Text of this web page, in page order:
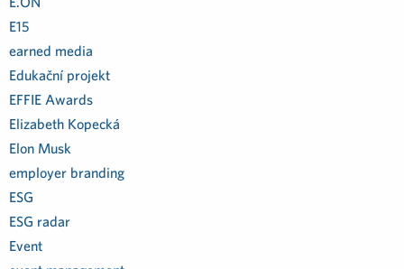
E15
earned media
Edukační projekt
EFFIE Awards
Elizabeth Kopecká
Elon Musk
employer branding
ESG
ESG radar
Event